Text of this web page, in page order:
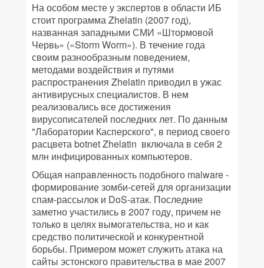
На особом месте у экспертов в области ИБ
стоит программа Zhelatin (2007 год),
названная западными СМИ «Штормовой
Червь» («Storm Worm»). В течение года
своим разнообразным поведением,
методами воздействия и путями
распространения Zhelatin приводил в ужас
антивирусных специалистов. В нем
реализовались все достижения
вирусописателей последних лет. По данным
"Лаборатории Касперского", в период своего
расцвета botnet Zhelatin включала в себя 2
млн инфицированных компьютеров.
Общая направленность подобного malware -
формирование зомби-сетей для организации
спам-рассылок и DoS-атак. Последние
заметно участились в 2007 году, причем не
только в целях вымогательства, но и как
средство политической и конкурентной
борьбы. Примером может служить атака на
сайты эстонского правительства в мае 2007